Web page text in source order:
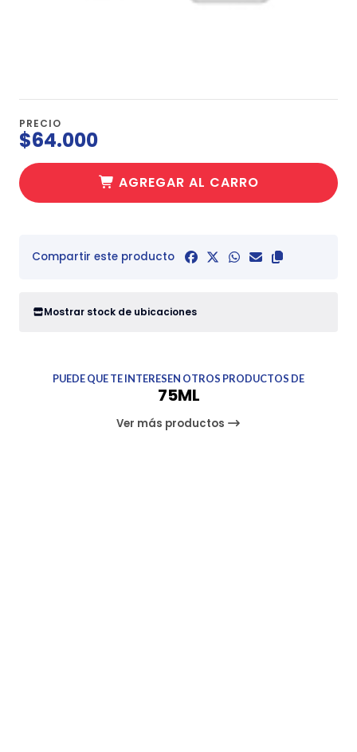
PRECIO
$64.000
AGREGAR AL CARRO
Compartir este producto
Mostrar stock de ubicaciones
PUEDE QUE TE INTERESEN OTROS PRODUCTOS DE
75ML
Ver más productos